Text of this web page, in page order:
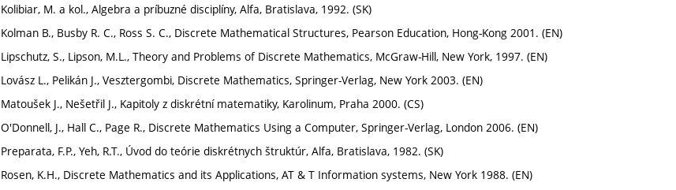
Kolibiar, M. a kol., Algebra a príbuzné disciplíny, Alfa, Bratislava, 1992. (SK)
Kolman B., Busby R. C., Ross S. C., Discrete Mathematical Structures, Pearson Education, Hong-Kong 2001. (EN)
Lipschutz, S., Lipson, M.L., Theory and Problems of Discrete Mathematics, McGraw-Hill, New York, 1997. (EN)
Lovász L., Pelikán J., Vesztergombi, Discrete Mathematics, Springer-Verlag, New York 2003. (EN)
Matoušek J., Nešetřil J., Kapitoly z diskrétní matematiky, Karolinum, Praha 2000. (CS)
O'Donnell, J., Hall C., Page R., Discrete Mathematics Using a Computer, Springer-Verlag, London 2006. (EN)
Preparata, F.P., Yeh, R.T., Úvod do teórie diskrétnych štruktúr, Alfa, Bratislava, 1982. (SK)
Rosen, K.H., Discrete Mathematics and its Applications, AT & T Information systems, New York 1988. (EN)